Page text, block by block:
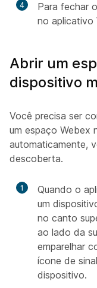
4 Para fechar
no aplicativo
Abrir um
dispositivo
Você precisa ser
um espaço Webex
automaticamente,
descoberta.
1
Quando o
um
no canto
ao lado da
emparelhar
ícone de
dispositivo.